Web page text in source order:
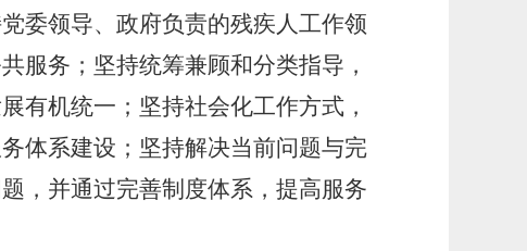
委领导、政府负责的残疾人工作领
服务；坚持统筹兼顾和分类指导，
有机统一；坚持社会化工作方式，
体系建设；坚持解决当前问题与完
，并通过完善制度体系，提高服务